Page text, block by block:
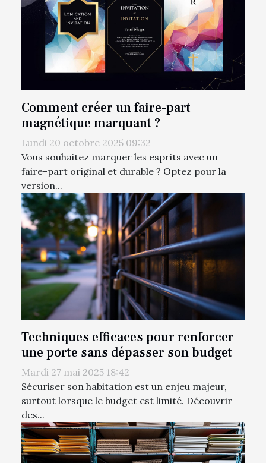
Comment créer un faire-part
magnétique marquant ?
Lundi 20 octobre 2025 09:32
Vous souhaitez marquer les esprits avec un
faire-part original et durable ? Optez pour la
version...
Techniques efficaces pour renforcer
une porte sans dépasser son budget
Mardi 27 mai 2025 18:42
Sécuriser son habitation est un enjeu majeur,
surtout lorsque le budget est limité. Découvrir
des...